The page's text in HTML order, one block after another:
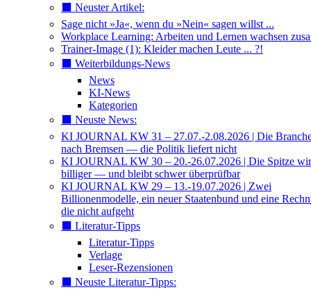
⬛️ Neuster Artikel:
Sage nicht »Ja«, wenn du »Nein« sagen willst ...
Workplace Learning: Arbeiten und Lernen wachsen
Trainer-Image (1): Kleider machen Leute ... ?!
⬛️ Weiterbildungs-News
News
KI-News
Kategorien
⬛️ Neuste News:
KI JOURNAL KW 31 – 27.07.-2.08.2026 | Die
nach Bremsen — die Politik liefert nicht
KI JOURNAL KW 30 – 20.-26.07.2026 | Die Spitze
billiger — und bleibt schwer überprüfbar
KI JOURNAL KW 29 – 13.-19.07.2026 | Zwei
Billionenmodelle, ein neuer Staatenbund und eine
die nicht aufgeht
⬛️ Literatur-Tipps
Literatur-Tipps
Verlage
Leser-Rezensionen
⬛️ Neuste Literatur-Tipps: